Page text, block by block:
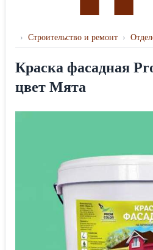
› Строительство и ремонт ›
Краска фасадная
цвет Мята